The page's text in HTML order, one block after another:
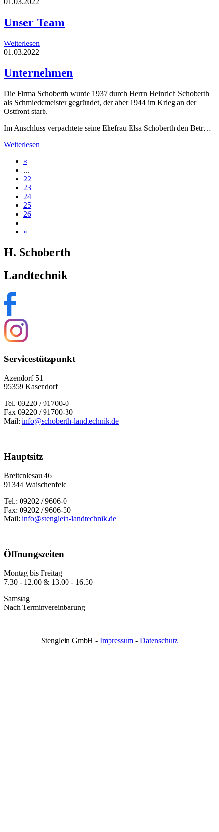
01.03.2022
Unser Team
Weiterlesen
01.03.2022
Unternehmen
Die Firma Schoberth wurde 1937 durch Herrn Heinrich Schoberth
als Schmiedemeister gegründet, der aber 1944 im Krieg an der
Ostfront starb.
Im Anschluss verpachtete seine Ehefrau Elsa Schoberth den Betr…
Weiterlesen
«
...
22
23
24
25
26
...
»
H. Schoberth
Landtechnik
Servicestützpunkt
Azendorf 51
95359 Kasendorf
Tel. 09220 / 91700-0
Fax 09220 / 91700-30
Mail: info@schoberth-landtechnik.de
Hauptsitz
Brei­ten­le­sau 46
91344 Wai­schen­feld
Tel.: 09202 / 9606-0
Fax: 09202 / 9606-30
Mail: info@stenglein-landtechnik.de
Öffnungszeiten
Montag bis Freitag
7.30 - 12.00 & 13.00 - 16.30
Samstag
Nach Terminvereinbarung
Stenglein GmbH - Impressum - Datenschutz